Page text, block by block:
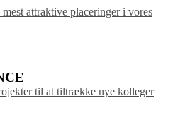
attraktive placeringer i vores
til at tiltrække nye kolleger